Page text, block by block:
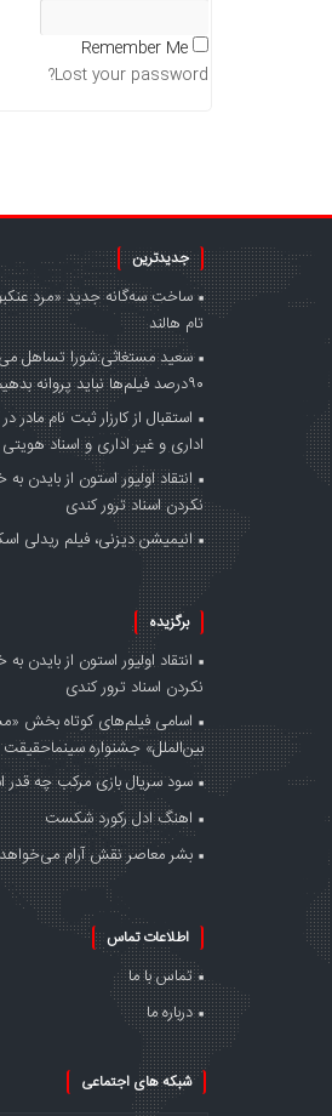
Lost your password?
جدیدترین
ساخت سه‌گانه جدید «مرد
تام هالند
سعید مستغاثی:شورا تساهل
۹۰درصد فیلم‌ها نباید پروانه بدهیم!
استقبال از کارزار ثبت نام مادر
اداری و غیر اداری و اسناد هویتی
انتقاد اولیور استون از بایدن
نکردن اسناد ترور کندی
انیمیشن دیزنی، فیلم ریدلی
برگزیده
انتقاد اولیور استون از بایدن
نکردن اسناد ترور کندی
اسامی فیلم‌های کوتاه بخش
بین‌الملل» جشنواره
سود سریال بازی مرکب چه
اهنگ ادل رکورد شکست
بشر معاصر نقش آرام می‌خواهد
اطلاعات تماس
تماس با ما
درباره ما
شبکه های اجتماعی